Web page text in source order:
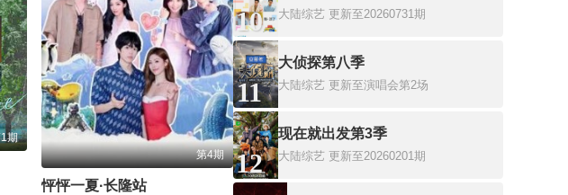
期
第4期
怦怦一夏·长隆站
10 大陆综艺 更新至20260731期
11
大侦探第八季
大陆综艺 更新至演唱会第2场
12
现在就出发第3季
大陆综艺 更新至20260201期